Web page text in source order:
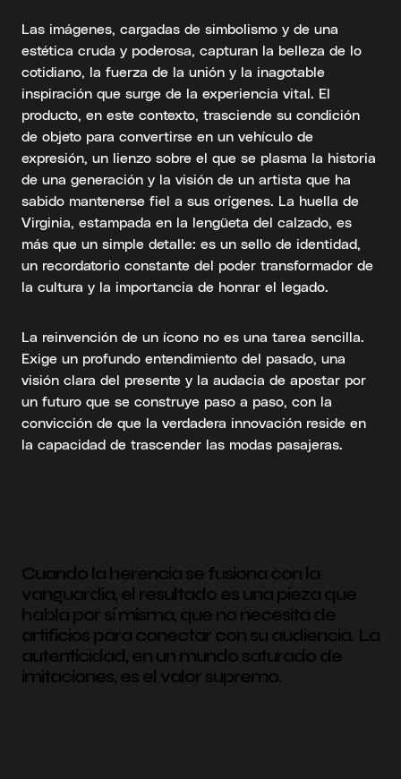
Las imágenes, cargadas de simbolismo y de una
estética cruda y poderosa, capturan la belleza de lo
cotidiano, la fuerza de la unión y la inagotable
inspiración que surge de la experiencia vital. El
producto, en este contexto, trasciende su condición
de objeto para convertirse en un vehículo de
expresión, un lienzo sobre el que se plasma la historia
de una generación y la visión de un artista que ha
sabido mantenerse fiel a sus orígenes. La huella de
Virginia, estampada en la lengüeta del calzado, es
más que un simple detalle: es un sello de identidad,
un recordatorio constante del poder transformador de
la cultura y la importancia de honrar el legado.
La reinvención de un ícono no es una tarea sencilla.
Exige un profundo entendimiento del pasado, una
visión clara del presente y la audacia de apostar por
un futuro que se construye paso a paso, con la
convicción de que la verdadera innovación reside en
la capacidad de trascender las modas pasajeras.
Cuando la herencia se fusiona con la
vanguardia, el resultado es una pieza que
habla por sí misma, que no necesita de
artificios para conectar con su audiencia. La
autenticidad, en un mundo saturado de
imitaciones, es el valor supremo.